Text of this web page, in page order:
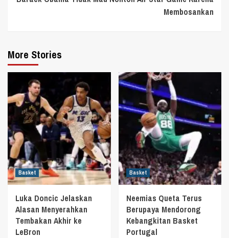
Membosankan
More Stories
Basket
Luka Doncic Jelaskan
Alasan Menyerahkan
Tembakan Akhir ke
LeBron
Basket
Neemias Queta Terus
Berupaya Mendorong
Kebangkitan Basket
Portugal